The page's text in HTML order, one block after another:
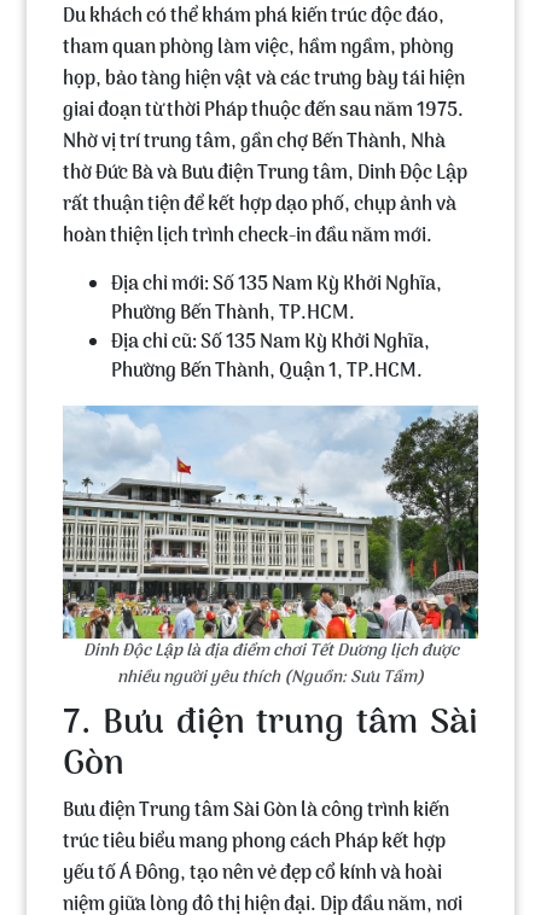
Du khách có thể khám phá kiến trúc độc đáo,
tham quan phòng làm việc, hầm ngầm, phòng
họp, bảo tàng hiện vật và các trưng bày tái hiện
giai đoạn từ thời Pháp thuộc đến sau năm 1975.
Nhờ vị trí trung tâm, gầnchợ Bến Thành,Nhà
thờ Đức BàvàBưu điện Trung tâm, Dinh Độc Lập
rất thuận tiện để kết hợp dạo phố, chụp ảnh và
hoàn thiện lịch trình check-in đầu năm mới.
Địa chỉ mới: Số 135 Nam Kỳ Khởi Nghĩa,
Phường Bến Thành, TP.HCM.
Địa chỉ cũ: Số 135 Nam Kỳ Khởi Nghĩa,
Phường Bến Thành, Quận 1, TP.HCM.
Dinh Độc Lập là địa điểm chơi Tết Dương lịch được
nhiều người yêu thích (Nguồn: Sưu Tầm)
7. Bưu điện trung tâm Sài
Gòn
Bưu điện Trung tâm Sài Gònlà công trình kiến
trúc tiêu biểu mang phong cách Pháp kết hợp
yếu tố Á Đông, tạo nên vẻ đẹp cổ kính và hoài
niệm giữa lòng đô thị hiện đại. Dịp đầu năm, nơi